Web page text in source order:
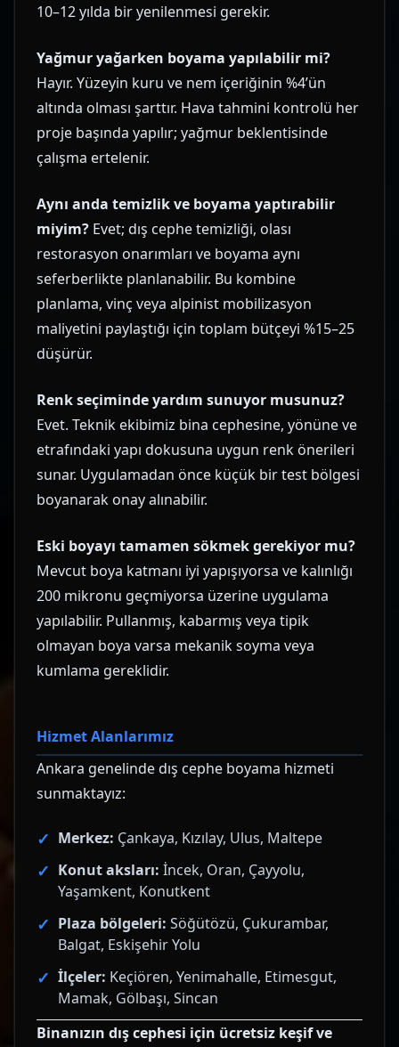
10–12 yılda bir yenilenmesi gerekir.
Yağmur yağarken boyama yapılabilir mi?
Hayır. Yüzeyin kuru ve nem içeriğinin %4’ün
altında olması şarttır. Hava tahmini kontrolü her
proje başında yapılır; yağmur beklentisinde
çalışma ertelenir.
Aynı anda temizlik ve boyama yaptırabilir
miyim? Evet; dış cephe temizliği, olası
restorasyon onarımları ve boyama aynı
seferberlikte planlanabilir. Bu kombine
planlama, vinç veya alpinist mobilizasyon
maliyetini paylaştığı için toplam bütçeyi %15–25
düşürür.
Renk seçiminde yardım sunuyor musunuz?
Evet. Teknik ekibimiz bina cephesine, yönüne ve
etrafındaki yapı dokusuna uygun renk önerileri
sunar. Uygulamadan önce küçük bir test bölgesi
boyanarak onay alınabilir.
Eski boyayı tamamen sökmek gerekiyor mu?
Mevcut boya katmanı iyi yapışıyorsa ve kalınlığı
200 mikronu geçmiyorsa üzerine uygulama
yapılabilir. Pullanmış, kabarmış veya tipik
olmayan boya varsa mekanik soyma veya
kumlama gereklidir.
Hizmet Alanlarımız
Ankara genelinde dış cephe boyama hizmeti
sunmaktayız:
Merkez: Çankaya, Kızılay, Ulus, Maltepe
Konut aksları: İncek, Oran, Çayyolu,
Yaşamkent, Konutkent
Plaza bölgeleri: Söğütözü, Çukurambar,
Balgat, Eskişehir Yolu
İlçeler: Keçiören, Yenimahalle, Etimesgut,
Mamak, Gölbaşı, Sincan
Binanızın dış cephesi için ücretsiz keşif ve